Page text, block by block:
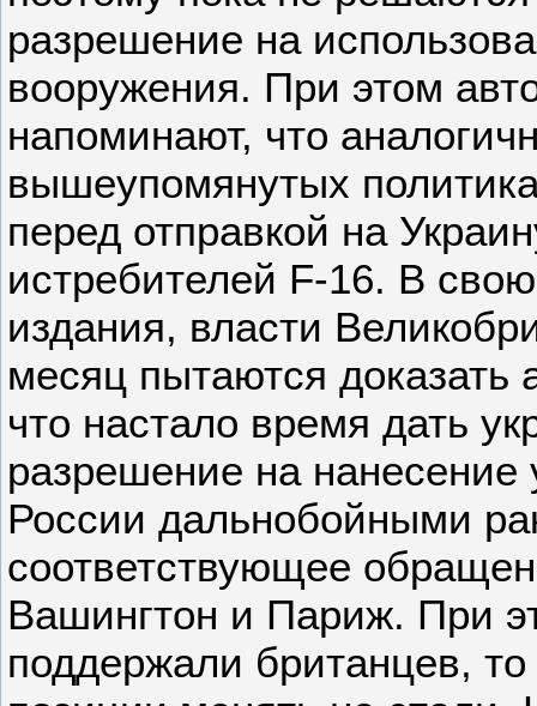
разрешение на
вооружения. При этом
напоминают, что
вышеупомянутых
перед отправкой на
истребителей F-16. В
издания, власти
месяц пытаются
что настало время дать
разрешение на нанесение
России дальнобойными
соответствующее
Вашингтон и Париж. При
поддержали британцев,